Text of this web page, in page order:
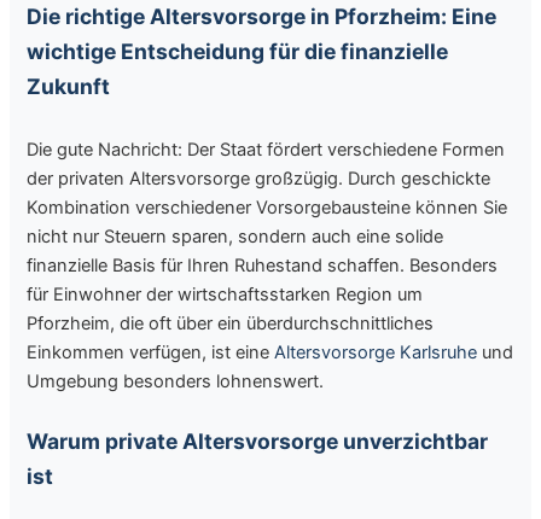
Die richtige Altersvorsorge in Pforzheim: Eine
wichtige Entscheidung für die finanzielle
Zukunft
Die gute Nachricht: Der Staat fördert verschiedene Formen
der privaten Altersvorsorge großzügig. Durch geschickte
Kombination verschiedener Vorsorgebausteine können Sie
nicht nur Steuern sparen, sondern auch eine solide
finanzielle Basis für Ihren Ruhestand schaffen. Besonders
für Einwohner der wirtschaftsstarken Region um
Pforzheim, die oft über ein überdurchschnittliches
Einkommen verfügen, ist eineAltersvorsorge Karlsruhe und
Umgebung besonders lohnenswert.
Warum private Altersvorsorge unverzichtbar
ist